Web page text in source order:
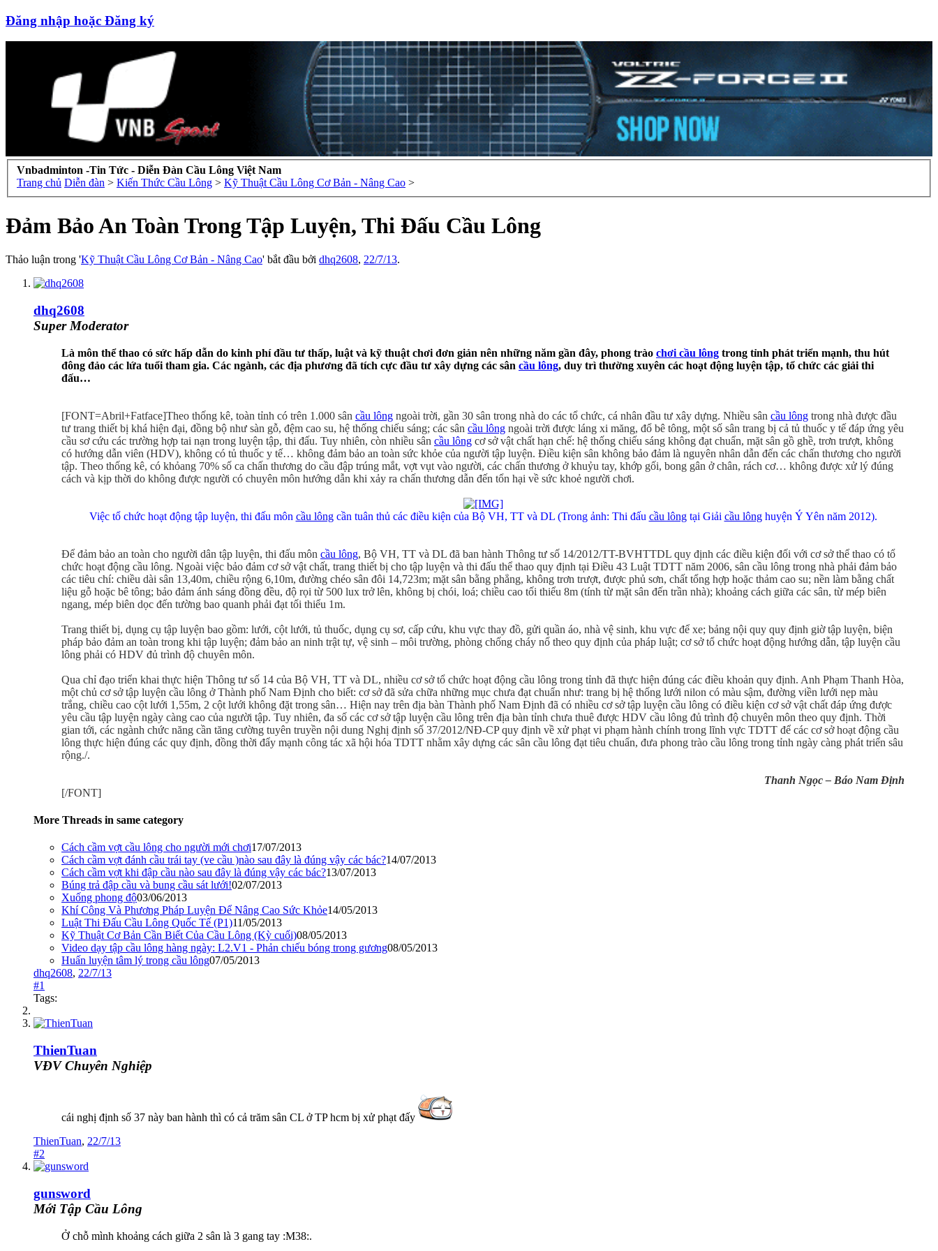
Đăng nhập hoặc Đăng ký
Vnbadminton -Tin Tức - Diễn Đàn Cầu Lông Việt Nam
Trang chủ Diễn đàn > Kiến Thức Cầu Lông > Kỹ Thuật Cầu Lông Cơ Bản - Nâng Cao >
Đảm Bảo An Toàn Trong Tập Luyện, Thi Đấu Cầu Lông
Thảo luận trong 'Kỹ Thuật Cầu Lông Cơ Bản - Nâng Cao' bắt đầu bởi dhq2608, 22/7/13.
dhq2608
Super Moderator
Là môn thể thao có sức hấp dẫn do kinh phí đầu tư thấp, luật và kỹ thuật chơi đơn giản nên những năm gần đây, phong trào chơi cầu lông trong tỉnh phát triển mạnh, thu hút
đông đảo các lứa tuổi tham gia. Các ngành, các địa phương đã tích cực đầu tư xây dựng các sân cầu lông, duy trì thường xuyên các hoạt động luyện tập, tổ chức các giải thi
đấu…
[FONT=Abril+Fatface]Theo thống kê, toàn tỉnh có trên 1.000 sân cầu lông ngoài trời, gần 30 sân trong nhà do các tổ chức, cá nhân đầu tư xây dựng. Nhiều sân cầu lông trong nhà được đầu
tư trang thiết bị khá hiện đại, đồng bộ như sàn gỗ, đệm cao su, hệ thống chiếu sáng; các sân cầu lông ngoài trời được láng xi măng, đổ bê tông, một số sân trang bị cả tủ thuốc y tế đáp ứng yêu
cầu sơ cứu các trường hợp tai nạn trong luyện tập, thi đấu. Tuy nhiên, còn nhiều sân cầu lông cơ sở vật chất hạn chế: hệ thống chiếu sáng không đạt chuẩn, mặt sân gồ ghề, trơn trượt, không
có hướng dẫn viên (HDV), không có tủ thuốc y tế… không đảm bảo an toàn sức khỏe của người tập luyện. Điều kiện sân không bảo đảm là nguyên nhân dẫn đến các chấn thương cho người
tập. Theo thống kê, có khỏang 70% số ca chấn thương do cầu đập trúng mắt, vợt vụt vào người, các chấn thương ở khuỷu tay, khớp gối, bong gân ở chân, rách cơ… không được xử lý đúng
cách và kịp thời do không được người có chuyên môn hướng dẫn khi xảy ra chấn thương dẫn đến tổn hại về sức khoẻ người chơi.
Việc tổ chức hoạt động tập luyện, thi đấu môn cầu lôngcần tuân thủ các điều kiện của Bộ VH, TT và DL (Trong ảnh: Thi đấu cầu lôngtại Giải cầu lônghuyện Ý Yên năm 2012).
Để đảm bảo an toàn cho người dân tập luyện, thi đấu môn cầu lông, Bộ VH, TT và DL đã ban hành Thông tư số 14/2012/TT-BVHTTDL quy định các điều kiện đối với cơ sở thể thao có tổ
chức hoạt động cầu lông. Ngoài việc bảo đảm cơ sở vật chất, trang thiết bị cho tập luyện và thi đấu thể thao quy định tại Điều 43 Luật TDTT năm 2006, sân cầu lông trong nhà phải đảm bảo
các tiêu chí: chiều dài sân 13,40m, chiều rộng 6,10m, đường chéo sân đôi 14,723m; mặt sân bằng phẳng, không trơn trượt, được phủ sơn, chất tổng hợp hoặc thảm cao su; nền làm bằng chất
liệu gỗ hoặc bê tông; bảo đảm ánh sáng đồng đều, độ rọi từ 500 lux trở lên, không bị chói, loá; chiều cao tối thiểu 8m (tính từ mặt sân đến trần nhà); khoảng cách giữa các sân, từ mép biên
ngang, mép biên dọc đến tường bao quanh phải đạt tối thiểu 1m.
Trang thiết bị, dụng cụ tập luyện bao gồm: lưới, cột lưới, tủ thuốc, dụng cụ sơ, cấp cứu, khu vực thay đồ, gửi quần áo, nhà vệ sinh, khu vực để xe; bảng nội quy quy định giờ tập luyện, biện
pháp bảo đảm an toàn trong khi tập luyện; đảm bảo an ninh trật tự, vệ sinh – môi trường, phòng chống cháy nổ theo quy định của pháp luật; cơ sở tổ chức hoạt động hướng dẫn, tập luyện cầu
lông phải có HDV đủ trình độ chuyên môn.
Qua chỉ đạo triển khai thực hiện Thông tư số 14 của Bộ VH, TT và DL, nhiều cơ sở tổ chức hoạt động cầu lông trong tỉnh đã thực hiện đúng các điều khoản quy định. Anh Phạm Thanh Hòa,
một chủ cơ sở tập luyện cầu lông ở Thành phố Nam Định cho biết: cơ sở đã sửa chữa những mục chưa đạt chuẩn như: trang bị hệ thống lưới nilon có màu sậm, đường viền lưới nẹp màu
trắng, chiều cao cột lưới 1,55m, 2 cột lưới không đặt trong sân… Hiện nay trên địa bàn Thành phố Nam Định đã có nhiều cơ sở tập luyện cầu lông có điều kiện cơ sở vật chất đáp ứng được
yêu cầu tập luyện ngày càng cao của người tập. Tuy nhiên, đa số các cơ sở tập luyện cầu lông trên địa bàn tỉnh chưa thuê được HDV cầu lông đủ trình độ chuyên môn theo quy định. Thời
gian tới, các ngành chức năng cần tăng cường tuyên truyền nội dung Nghị định số 37/2012/NĐ-CP quy định về xử phạt vi phạm hành chính trong lĩnh vực TDTT để các cơ sở hoạt động cầu
lông thực hiện đúng các quy định, đồng thời đẩy mạnh công tác xã hội hóa TDTT nhằm xây dựng các sân cầu lông đạt tiêu chuẩn, đưa phong trào cầu lông trong tỉnh ngày càng phát triển sâu
rộng./.
Thanh Ngọc – Báo Nam Định
[/FONT]
More Threads in same category
Cách cầm vợt cầu lông cho người mới chơi17/07/2013
Cách cầm vợt đánh cầu trái tay (ve cầu )nào sau đây là đúng vậy các bác?14/07/2013
Cách cầm vợt khi đập cầu nào sau đây là đúng vậy các bác?13/07/2013
Búng trả đập cầu và bung cầu sát lưới!02/07/2013
Xuống phong độ03/06/2013
Khí Công Và Phương Pháp Luyện Để Nâng Cao Sức Khỏe14/05/2013
Luật Thi Đấu Cầu Lông Quốc Tế (P1)11/05/2013
Kỹ Thuật Cơ Bản Cần Biết Của Cầu Lông (Kỳ cuối)08/05/2013
Video dạy tập cầu lông hàng ngày: L2.V1 - Phản chiếu bóng trong gương08/05/2013
Huấn luyện tâm lý trong cầu lông07/05/2013
dhq2608, 22/7/13
#1
Tags:
ThienTuan
VĐV Chuyên Nghiệp
cái nghị định số 37 này ban hành thì có cả trăm sân CL ở TP hcm bị xử phạt đấy
ThienTuan, 22/7/13
#2
gunsword
Mới Tập Cầu Lông
Ở chỗ mình khoảng cách giữa 2 sân là 3 gang tay :M38:.